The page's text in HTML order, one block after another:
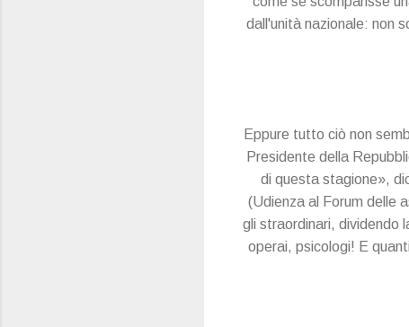
dall'unità nazionale: non
Eppure tutto ciò non
Presidente della
di questa stagione»,
(Udienza al Forum delle
gli straordinari, dividendo
operai, psicologi! E